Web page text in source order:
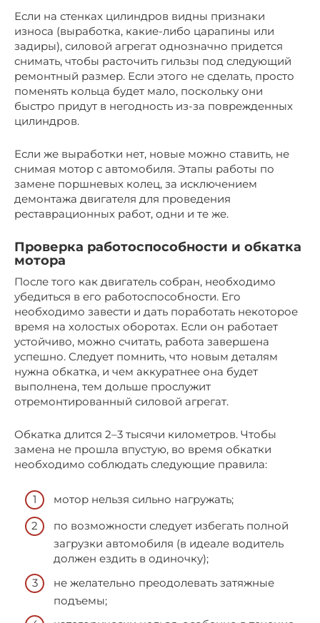
Если на стенках цилиндров видны признаки
износа (выработка, какие-либо царапины или
задиры), силовой агрегат однозначно придется
снимать, чтобы расточить гильзы под следующий
ремонтный размер. Если этого не сделать, просто
поменять кольца будет мало, поскольку они
быстро придут в негодность из-за поврежденных
цилиндров.
Если же выработки нет, новые можно ставить, не
снимая мотор с автомобиля. Этапы работы по
замене поршневых колец, за исключением
демонтажа двигателя для проведения
реставрационных работ, одни и те же.
Проверка работоспособности и обкатка
мотора
После того как двигатель собран, необходимо
убедиться в его работоспособности. Его
необходимо завести и дать поработать некоторое
время на холостых оборотах. Если он работает
устойчиво, можно считать, работа завершена
успешно. Следует помнить, что новым деталям
нужна обкатка, и чем аккуратнее она будет
выполнена, тем дольше прослужит
отремонтированный силовой агрегат.
Обкатка длится 2–3 тысячи километров. Чтобы
замена не прошла впустую, во время обкатки
необходимо соблюдать следующие правила:
мотор нельзя сильно нагружать;
по возможности следует избегать полной
загрузки автомобиля (в идеале водитель
должен ездить в одиночку);
не желательно преодолевать затяжные
подъемы;